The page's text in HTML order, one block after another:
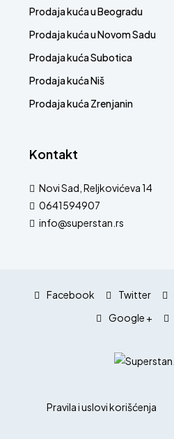
Prodaja kuća u Beogradu
Prodaja kuća u Novom Sadu
Prodaja kuća Subotica
Prodaja kuća Niš
Prodaja kuća Zrenjanin
Kontakt
Novi Sad, Reljkovićeva 14
0641594907
info@superstan.rs
Facebook Twitter
Google +
Pravila i uslovi korišćenja